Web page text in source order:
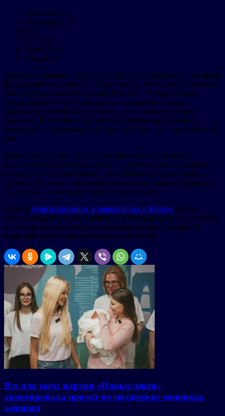
Севастополь;
Симферополь;
Ялта;
Алушта;
Евпатория;
Феодосия.
Наиболее широкий выбор квартир от застройщика — в городе
федерального значения — Севастополе. Не отстает от него по
темпам строительства столица Крыма — Симферополь.
Несмотря на то что Симферополь находится в центре
Крымского полуострова, доехать до ближайшего пляжа
можно за 30-40 минут, до южного побережья в Алуште —
около часа на транспорте (47 км), до Ялты 1,5-2 часа (около 80
км).
Кроме того, можно купить квартиры в новостройке в
крупнейших курортных городах, известных минеральными
водами, лечебными грязями, санаториями и здравницами:
Евпатория, расположенная на западном побережье Крыма, и
Феодосия — в юго-восточном направлении.
Купить купить квартиру в новостройке в Крыму сейчас
можно напрямую от застройщика в беспроцентную рассрочку,
а также используя материнский капитал или приобретая
квартиры по программам военной ипотеки.
Все для мам: партия «Новые люди»
анонсировала проект по поддержке одиноких
женщин